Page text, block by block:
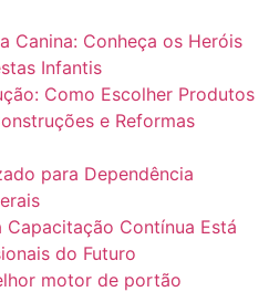
Canina: Conheça os Heróis
Infantis
Como Escolher Produtos
e Reformas
para Dependência
Contínua Está
do Futuro
motor de portão